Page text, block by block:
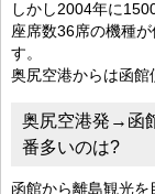
しかし2004年に
座席数36席の機種
す。
奥尻空港からは函館
奥尻空港発→函
番多いのは?
函館から離島観光